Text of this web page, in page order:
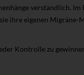
verständlich. Im
ihre eigenen Migräne-
Kontrolle zu